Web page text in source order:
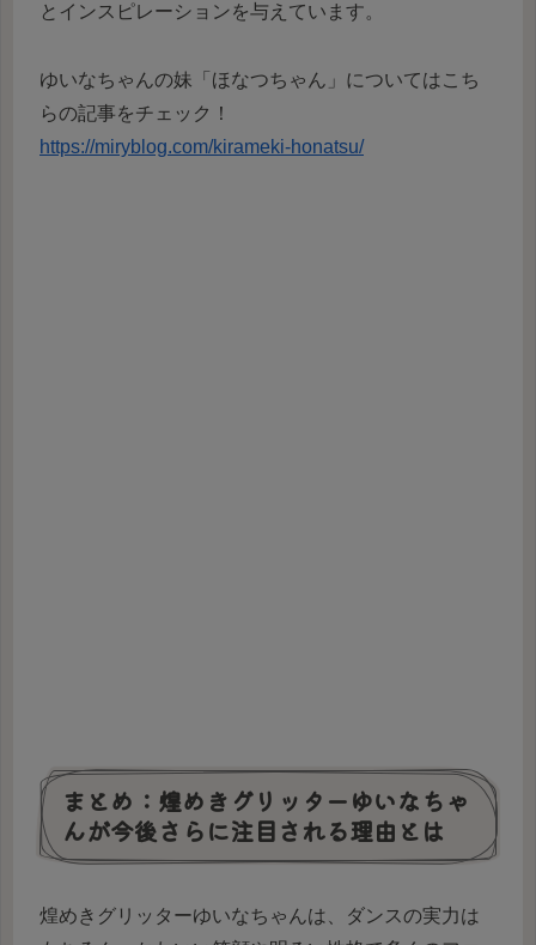
とインスピレーションを与えています。
ゆいなちゃんの妹「ほなつちゃん」についてはこち
らの記事をチェック！
https://miryblog.com/kirameki-honatsu/
まとめ：煌めきグリッターゆいなちゃ
んが今後さらに注目される理由とは
煌めきグリッターゆいなちゃんは、ダンスの実力は